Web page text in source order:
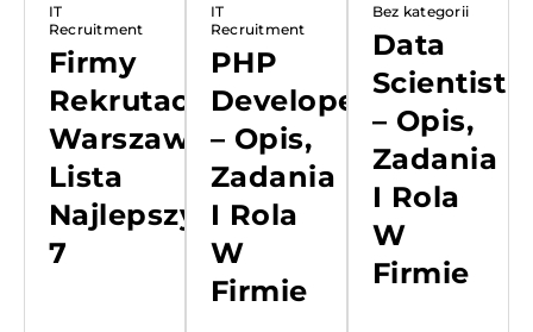
IT
Recruitment
Firmy
Rekrutacyjne
Warszawa:
Lista
Najlepszych
7
IT
Recruitment
PHP
Developer
– Opis,
Zadania
I Rola
W
Firmie
Bez kategorii
Data
Scientist
– Opis,
Zadania
I Rola
W
Firmie